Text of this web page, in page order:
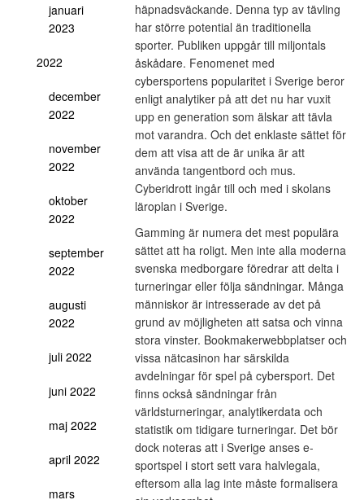
januari
2023
2022
december
2022
november
2022
oktober
2022
september
2022
augusti
2022
juli 2022
juni 2022
maj 2022
april 2022
mars
häpnadsväckande. Denna typ av tävling
har större potential än traditionella
sporter. Publiken uppgår till miljontals
åskådare. Fenomenet med
cybersportens popularitet i Sverige beror
enligt analytiker på att det nu har vuxit
upp en generation som älskar att tävla
mot varandra. Och det enklaste sättet för
dem att visa att de är unika är att
använda tangentbord och mus.
Cyberidrott ingår till och med i skolans
läroplan i Sverige.
Gamming är numera det mest populära
sättet att ha roligt. Men inte alla moderna
svenska medborgare föredrar att delta i
turneringar eller följa sändningar. Många
människor är intresserade av det på
grund av möjligheten att satsa och vinna
stora vinster. Bookmakerwebbplatser och
vissa nätcasinon har särskilda
avdelningar för spel på cybersport. Det
finns också sändningar från
världsturneringar, analytikerdata och
statistik om tidigare turneringar. Det bör
dock noteras att i Sverige anses e-
sportspel i stort sett vara halvlegala,
eftersom alla lag inte måste formalisera